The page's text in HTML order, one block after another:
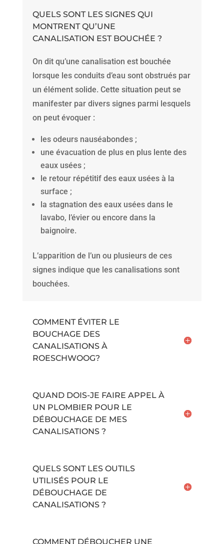
QUELS SONT LES SIGNES QUI
MONTRENT QU’UNE
CANALISATION EST BOUCHÉE ?
On dit qu’une canalisation est bouchée
lorsque les conduits d’eau sont obstrués par
un élément solide. Cette situation peut se
manifester par divers signes parmi lesquels
on peut évoquer :
les odeurs nauséabondes ;
une évacuation de plus en plus lente des
eaux usées ;
le retour répétitif des eaux usées à la
surface ;
la stagnation des eaux usées dans le
lavabo, l’évier ou encore dans la
baignoire.
L’apparition de l’un ou plusieurs de ces
signes indique que les canalisations sont
bouchées.
COMMENT ÉVITER LE
BOUCHAGE DES
CANALISATIONS À
ROESCHWOOG?
QUAND DOIS-JE FAIRE APPEL À
UN PLOMBIER POUR LE
DÉBOUCHAGE DE MES
CANALISATIONS ?
QUELS SONT LES OUTILS
UTILISÉS POUR LE
DÉBOUCHAGE DE
CANALISATIONS ?
COMMENT DÉBOUCHER UNE